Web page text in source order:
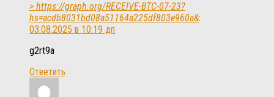
> https://graph.org/RECEIVE-BTC-07-23?
hs=acdb8031bd08a51164a225df803e960a&:
03.08.2025 в 10:19 дп
g2rt9a
Ответить